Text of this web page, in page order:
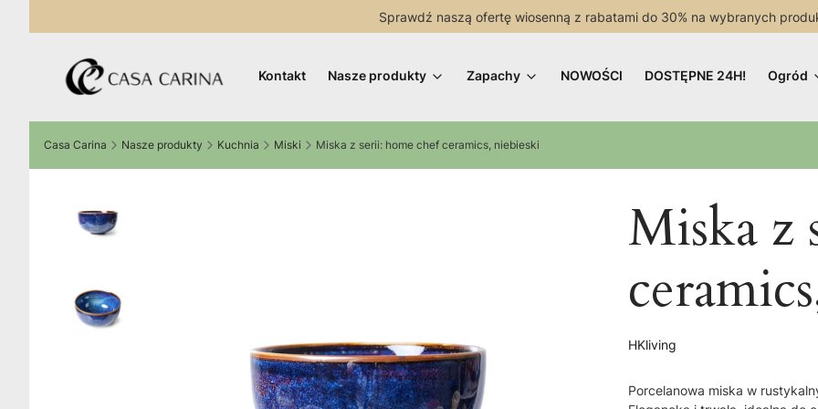
Sprawdź naszą ofertę wiosenną z rabatami do 30% na wybranych
Kontakt Nasze produkty Zapachy NOWOŚCI DOSTĘPNE 24H! Ogród
Casa Carina Nasze produkty Kuchnia Miski Miska z serii: home chef ceramics, niebieski
Miska z
HKliving
Porcelanowa miska w